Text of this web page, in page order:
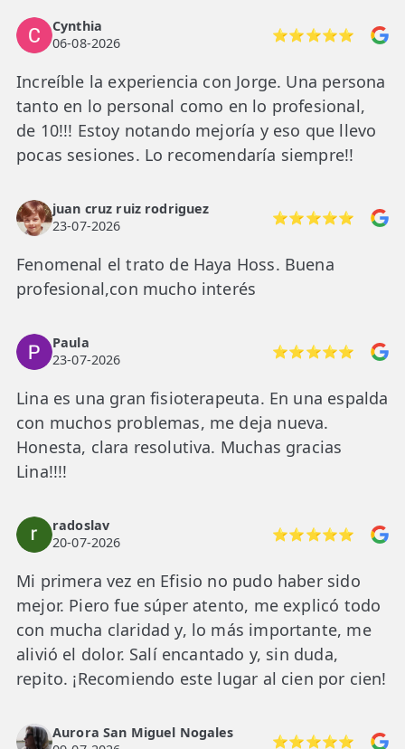
✅ Ondas de Choque
✅ EPTE - EPI
ESTÉTICA
✨ Fisioestética
✨ Drenaje Linfático Manual
✨ Presoterapia
LESIONES
FRECUENTES
Dolor de Cabeza
Trocanteritis
Fascitis Plantar
Ciática
Bursitis de Hombro
Síndrome Piramidal
Tendinitis de Aquiles
Cynthia
06-08-2026
⭐⭐⭐⭐⭐
Increíble la experiencia con Jorge. Una persona
tanto en lo personal como en lo profesional,
de 10!!! Estoy notando mejoría y eso que llevo
pocas sesiones. Lo recomendaría siempre!!
juan cruz ruiz rodriguez
23-07-2026
⭐⭐⭐⭐⭐
Fenomenal el trato de Haya Hoss. Buena
profesional,con mucho interés
Paula
23-07-2026
⭐⭐⭐⭐⭐
Lina es una gran fisioterapeuta. En una espalda
con muchos problemas, me deja nueva.
Honesta, clara resolutiva. Muchas gracias
Lina!!!!
radoslav
20-07-2026
⭐⭐⭐⭐⭐
Mi primera vez en Efisio no pudo haber sido
mejor. Piero fue súper atento, me explicó todo
con mucha claridad y, lo más importante, me
alivió el dolor. Salí encantado y, sin duda,
repito. ¡Recomiendo este lugar al cien por cien!
Aurora San Miguel Nogales
⭐⭐⭐⭐⭐